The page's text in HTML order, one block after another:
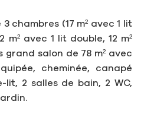
chambres (17 m² avec 1 lit
m² avec 1 lit double, 12 m²
grand salon de 78 m² avec
cheminée, canapé
lit, 2 salles de bain, 2 WC,